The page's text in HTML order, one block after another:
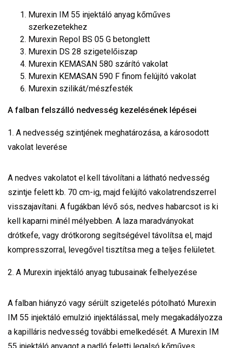
Murexin IM 55 injektáló anyag kőműves
szerkezetekhez
Murexin Repol BS 05 G betonglett
Murexin DS 28 szigetelőiszap
Murexin KEMASAN 580 szárító vakolat
Murexin KEMASAN 590 F finom felújító vakolat
Murexin szilikát/mészfesték
A falban felszálló nedvesség kezelésének lépései
1. A nedvesség szintjének meghatározása, a károsodott
vakolat leverése
A nedves vakolatot el kell távolítani a látható nedvesség
szintje felett kb. 70 cm-ig, majd felújító vakolatrendszerrel
visszajavítani. A fugákban lévő sós, nedves habarcsot is ki
kell kaparni minél mélyebben. A laza maradványokat
drótkefe, vagy drótkorong segítségével távolítsa el, majd
kompresszorral, levegővel tisztítsa meg a teljes felületet.
2. A Murexin injektáló anyag tubusainak felhelyezése
A falban hiányzó vagy sérült szigetelés pótolható Murexin
IM 55 injektáló emulzió injektálással, mely megakadályozza
a kapilláris nedvesség további emelkedését. A Murexin IM